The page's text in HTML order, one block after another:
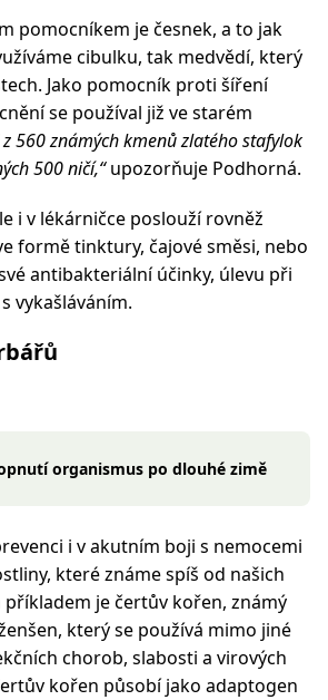
pomocníkem je česnek, a to jak
cibulku, tak medvědí, který
Jako pomocník proti šíření
se používal již ve starém
560 známých kmenů zlatého stafylok
500 ničí,“upozorňuje Podhorná.
i v lékárničce poslouží rovněž
formě tinktury, čajové směsi, nebo
antibakteriální účinky, úlevu při
vykašláváním.
organismus po dlouhé zimě
i v akutním boji s nemocemi
které známe spíš od našich
příkladem je čertův kořen, známý
který se používá mimo jiné
chorob, slabosti a virových
kořen působí jako adaptogen